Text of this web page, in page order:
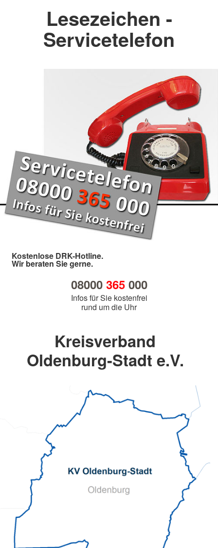
Lesezeichen -
Servicetelefon
Kostenlose DRK-Hotline.
Wir beraten Sie gerne.
08000 365000
Infos für Sie kostenfrei
rund um die Uhr
Kreisverband
Oldenburg-Stadt e.V.